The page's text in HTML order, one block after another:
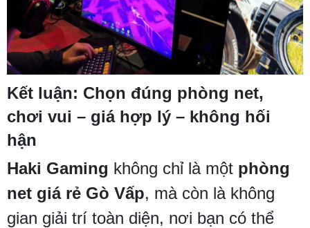
Kết luận: Chọn đúng phòng net,
chơi vui – giá hợp lý – không hối
hận
Haki Gaming không chỉ là một phòng
net giá rẻ Gò Vấp, mà còn là không
gian giải trí toàn diện, nơi bạn có thể